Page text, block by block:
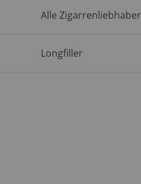
Alle Zigarrenliebhaber
Longfiller